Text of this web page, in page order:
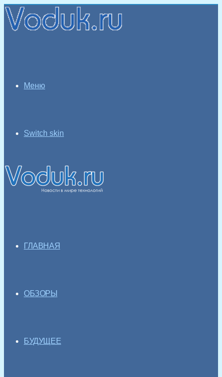
Меню
Switch skin
ГЛАВНАЯ
ОБЗОРЫ
БУДУЩЕЕ